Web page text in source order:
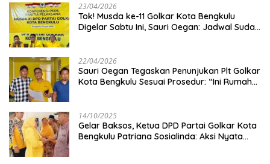
23/04/2026
‎Tok! Musda ke-11 Golkar Kota Bengkulu
Digelar Sabtu Ini, Sauri Oegan: Jadwal Sudah
22/04/2026
Sauri Oegan Tegaskan Penunjukan Plt Golkar
Kota Bengkulu Sesuai Prosedur: “Ini Rumah
14/10/2025
‎Gelar Baksos, Ketua DPD Partai Golkar Kota
Bengkulu Patriana Sosialinda: Aksi Nyata